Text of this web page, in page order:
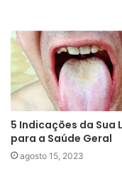
5 Indicações da Sua
para a Saúde Geral
agosto 15, 2023